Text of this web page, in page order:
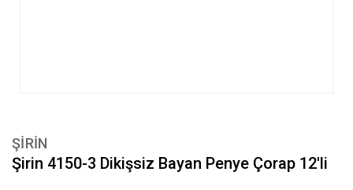
ŞİRİN
Şirin 4150-3 Dikişsiz Bayan Penye Çorap 12'li